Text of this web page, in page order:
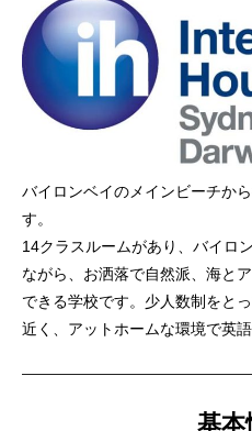
バイロンベイのメインビーチか
す。
14クラスルームがあり、バイロ
ながら、お洒落で自然派、海と
できる学校です。少人数制をと
近く、アットホームな環境で英語
基本